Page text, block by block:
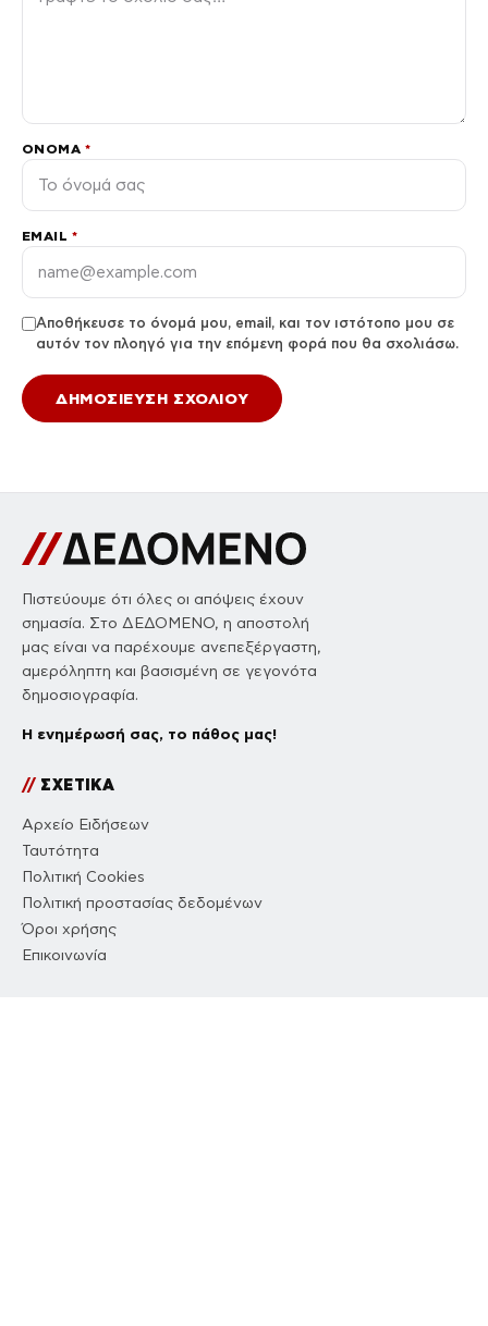
ΌΝΟΜΑ *
EMAIL *
Αποθήκευσε το όνομά μου, email, και τον ιστότοπο μου σε
αυτόν τον πλοηγό για την επόμενη φορά που θα σχολιάσω.
Πιστεύουμε ότι όλες οι απόψεις έχουν
σημασία. Στο ΔΕΔΟΜΕΝΟ, η αποστολή
μας είναι να παρέχουμε ανεπεξέργαστη,
αμερόληπτη και βασισμένη σε γεγονότα
δημοσιογραφία.
Η ενημέρωσή σας, το πάθος μας!
//ΣΧΕΤΙΚΑ
Αρχείο Ειδήσεων
Ταυτότητα
Πολιτική Cookies
Πολιτική προστασίας δεδομένων
Όροι χρήσης
Επικοινωνία